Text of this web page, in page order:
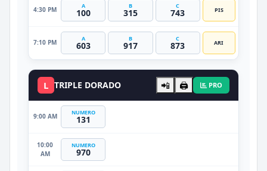
4:30 PM A
100
B
315
C
743 PIS
7:10 PM A
603
B
917
C
873 ARI
L TRIPLE DORADO 📲 🖨️ PRO
9:00 AM NUMERO
131
10:00
AM
NUMERO
970